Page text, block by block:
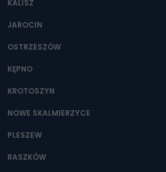
Można to zrobić pod numerem telefonu
KALISZ
JAROCIN
OSTRZESZÓW
KĘPNO
KROTOSZYN
NOWE SKALMIERZYCE
PLESZEW
RASZKÓW